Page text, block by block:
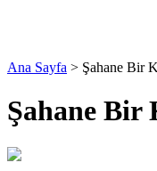
Ana Sayfa > Şahane Bir
Şahane Bir